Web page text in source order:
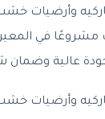
وأرضيات
مشروعًا في
عالية وضمان
وأرضيات